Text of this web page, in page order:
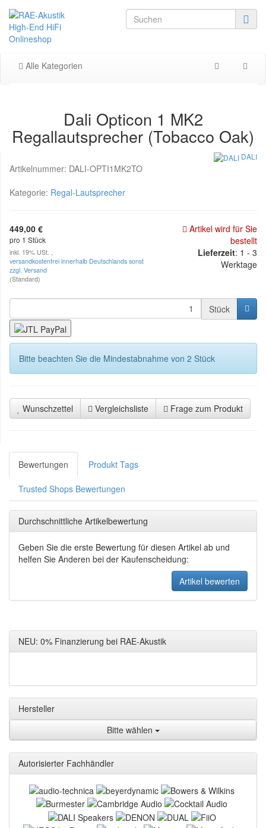
Alle Kategorien
Dali Opticon 1 MK2
Regallautsprecher (Tobacco Oak)
DALI
Artikelnummer: DALI-OPTI1MK2TO
Kategorie: Regal-Lautsprecher
449,00 €
pro 1 Stück
inkl. 19% USt. ,
versandkostenfrei innerhalb Deutschlands sonst
zzgl. Versand
(Standard)
Artikel wird für Sie
bestellt
Lieferzeit: 1 - 3
Werktage
Stück
Bitte beachten Sie die Mindestabnahme von 2 Stück
Wunschzettel Vergleichsliste Frage zum Produkt
Bewertungen Produkt Tags
Trusted Shops Bewertungen
Durchschnittliche Artikelbewertung
Geben Sie die erste Bewertung für diesen Artikel ab und
helfen Sie Anderen bei der Kaufenscheidung:
NEU: 0% Finanzierung bei RAE-Akustik
Hersteller
Bitte wählen
Autorisierter Fachhändler